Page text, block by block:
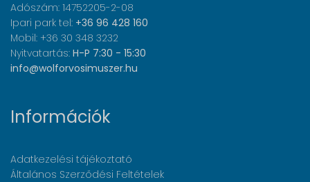
Adószám: 14752205-2-08
Ipari park tel: +36 96 428 160
Mobil: +36 30 348 3232
Nyitvatartás: H-P 7:30 - 15:30
info@wolforvosimuszer.hu
Információk
Adatkezelési tájékoztató
Általános Szerződési Feltételek